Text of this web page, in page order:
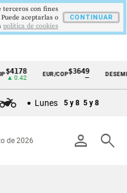
EUR/COP$3649
—
DESEMPLEO
▼
Lunes 5 y 8 5 y 8
person search
de 2026
terceros con fines
aceptarlas o
politica de cookies
CONTINUAR